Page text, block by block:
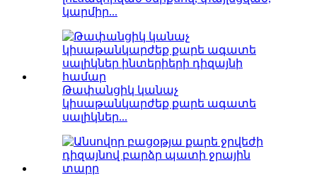
կարմիր...
Թափանցիկ կանաչ
կիսաթանկարժեք քարե ագատե
սալիկներ...